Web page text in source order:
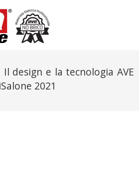
Il design e la tecnologia AVE
2021